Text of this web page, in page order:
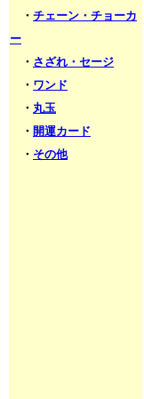
・ チェーン・チョーカ
ー
・ さざれ・セージ
・ ワンド
・ 丸玉
・ 開運カード
・ その他